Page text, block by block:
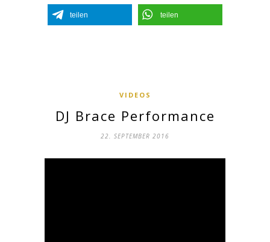
teilen teilen
VIDEOS
DJ Brace Performance
22. SEPTEMBER 2016